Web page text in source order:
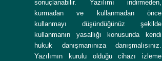
sonuçlanabilir. Yazılımı indirmeden,
kurmadan ve kullanmadan önce
kullanmayı düşündüğünüz şekilde
kullanmanın yasallığı konusunda kendi
hukuk danışmanınıza danışmalısınız.
Yazılımın kurulu olduğu cihazı izleme